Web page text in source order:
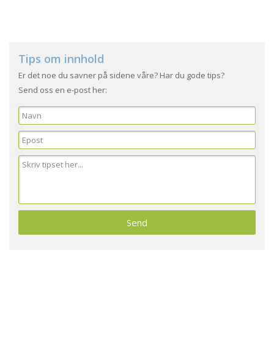
Tips om innhold
Er det noe du savner på sidene våre? Har du gode tips?
Send oss en e-post her: